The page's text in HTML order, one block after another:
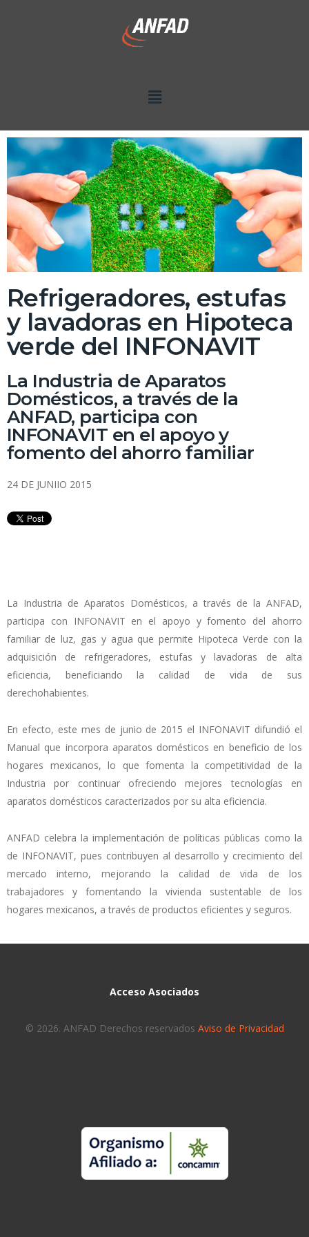
Refrigeradores, estufas
y lavadoras en Hipoteca
verde del INFONAVIT
La Industria de Aparatos
Domésticos, a través de la
ANFAD, participa con
INFONAVIT en el apoyo y
fomento del ahorro familiar
24 DE JUNIIO 2015
La Industria de Aparatos Domésticos, a través de la ANFAD,
participa con INFONAVIT en el apoyo y fomento del ahorro
familiar de luz, gas y agua que permite Hipoteca Verde con la
adquisición de refrigeradores, estufas y lavadoras de alta
eficiencia, beneficiando la calidad de vida de sus
derechohabientes.
En efecto, este mes de junio de 2015 el INFONAVIT difundió el
Manual que incorpora aparatos domésticos en beneficio de los
hogares mexicanos, lo que fomenta la competitividad de la
Industria por continuar ofreciendo mejores tecnologías en
aparatos domésticos caracterizados por su alta eficiencia.
ANFAD celebra la implementación de políticas públicas como la
de INFONAVIT, pues contribuyen al desarrollo y crecimiento del
mercado interno, mejorando la calidad de vida de los
trabajadores y fomentando la vivienda sustentable de los
hogares mexicanos, a través de productos eficientes y seguros.
Acceso Asociados
© 2026. ANFAD Derechos reservados Aviso de Privacidad